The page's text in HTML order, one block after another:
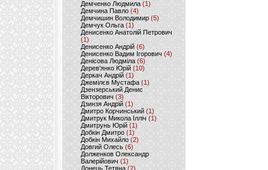
Демченко Людмила (1)
Демчина Павло (4)
Демчишин Володимир (5)
Демчук Ольга(1)
Денисенко Анатолій Петрович
(1)
Денисенко Андрій (6)
Денисенко Вадим Ігорович (4)
Денісова Людміла(6)
Дерев'янко Юрій(10)
Деркач Андрій(1)
Джемілєв Мустафа (1)
Дзензерський Денис
Вікторович (3)
Дзинзя Андрій (1)
Дмитро Корчинський (1)
Дмитрук Микола Ілліч (1)
Дмитрунь Юрій (1)
Добкін Дмитро(1)
Добкін Михайло (2)
Довгий Олесь (6)
Долженков Олександр
Валерійович (1)
Донець Тетяна (2)